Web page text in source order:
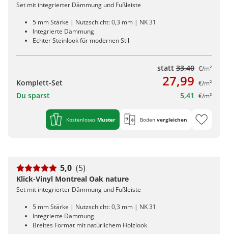
Set mit integrierter Dämmung und Fußleiste
5 mm Stärke | Nutzschicht: 0,3 mm | NK 31
Integrierte Dämmung
Echter Steinlook für modernen Stil
statt 33,40 €/m²
Komplett-Set 27,99 €/m²
Du sparst 5,41 €/m²
Kostenloses Muster Boden vergleichen
5,0 (5)
Klick-Vinyl Montreal Oak nature
Set mit integrierter Dämmung und Fußleiste
5 mm Stärke | Nutzschicht: 0,3 mm | NK 31
Integrierte Dämmung
Breites Format mit natürlichem Holzlook